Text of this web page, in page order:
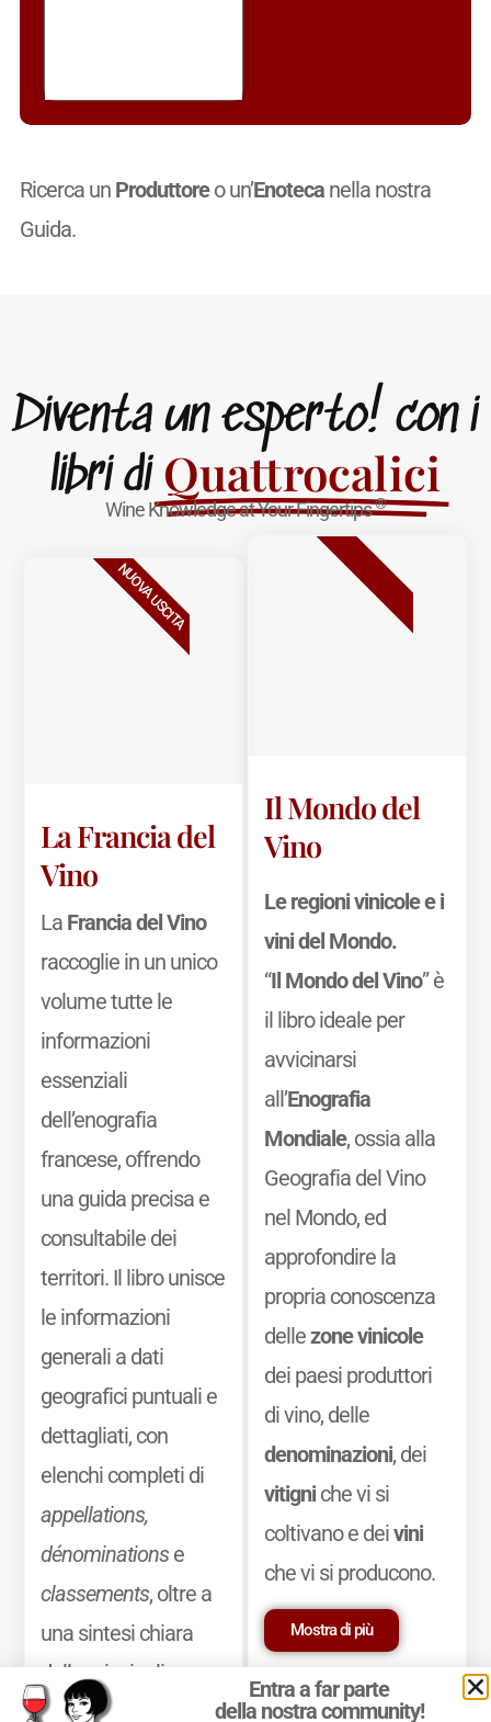
Ricerca un Produttoreo un’Enotecanella nostra
Guida.
Diventa un esperto! con i
libri di Quattrocalici
Wine Knowledge at Your Fingertips®
La Francia del
Vino
La Francia del Vino
raccoglie in un unico
volume tutte le
informazioni
essenziali
dell’enografia
francese, offrendo
una guida precisa e
consultabile dei
territori. Il libro unisce
le informazioni
generali a dati
geografici puntuali e
dettagliati, con
elenchi completi di
appellations,
dénominationse
classements, oltre a
una sintesi chiara
delle principali
caratteristiche
NUOVA USCITA
Il Mondo del
Vino
Le regioni vinicole e i
vini del Mondo.
“Il Mondo del Vino” è
il libro ideale per
avvicinarsi
all’Enografia
Mondiale, ossia alla
Geografia del Vino
nel Mondo, ed
approfondire la
propria conoscenza
dellezone vinicole
dei paesi produttori
di vino, delle
denominazioni, dei
vitigniche vi si
coltivano e deivini
che vi si producono.
Mostra di più
BESTSELLER
Entra a far parte
della nostra community!